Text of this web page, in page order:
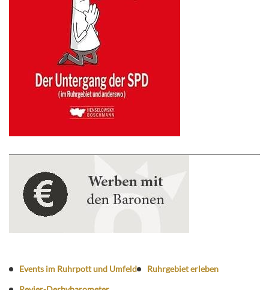
Events im Ruhrpott und Umfeld
Ruhrgebiet erleben